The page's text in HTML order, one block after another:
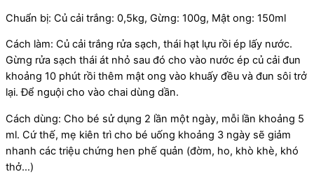
Chuẩn bị: Củ cải trắng: 0,5kg, Gừng: 100g, Mật ong: 150ml
Cách làm: Củ cải trắng rửa sạch, thái hạt lựu rồi ép lấy nước.
Gừng rửa sạch thái át nhỏ sau đó cho vào nước ép củ cải đun
khoảng 10 phút rồi thêm mật ong vào khuấy đều và đun sôi trở
lại. Để nguội cho vào chai dùng dần.
Cách dùng: Cho bé sử dụng 2 lần một ngày, mỗi lần khoảng 5
ml. Cứ thế, mẹ kiên trì cho bé uống khoảng 3 ngày sẽ giảm
nhanh các triệu chứng hen phế quản (đờm, ho, khò khè, khó
thở…)